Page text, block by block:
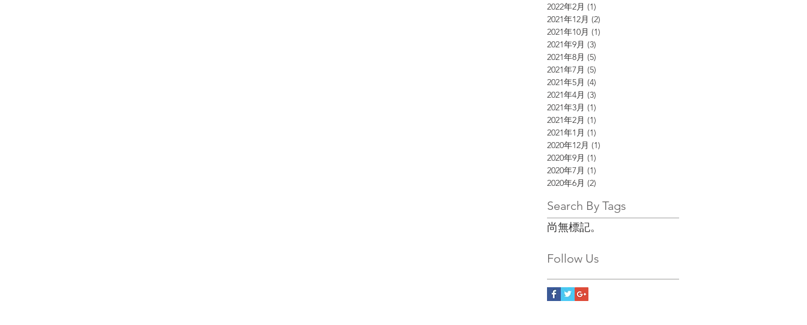
2022年2月 (1)
2021年12月 (2)
2021年10月 (1)
2021年9月 (3)
2021年8月 (5)
2021年7月 (5)
2021年5月 (4)
2021年4月 (3)
2021年3月 (1)
2021年2月 (1)
2021年1月 (1)
2020年12月 (1)
2020年9月 (1)
2020年7月 (1)
2020年6月 (2)
Search By Tags
尚無標記。
Follow Us